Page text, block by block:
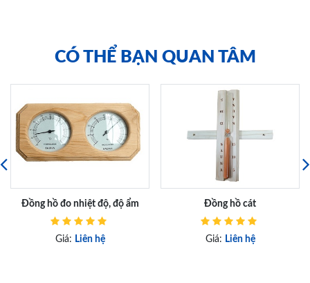
CÓ THỂ BẠN QUAN TÂM
Đồng hồ đo nhiệt độ, độ ẩm
Giá: Liên hệ
Đồng hồ cát
Giá: Liên hệ